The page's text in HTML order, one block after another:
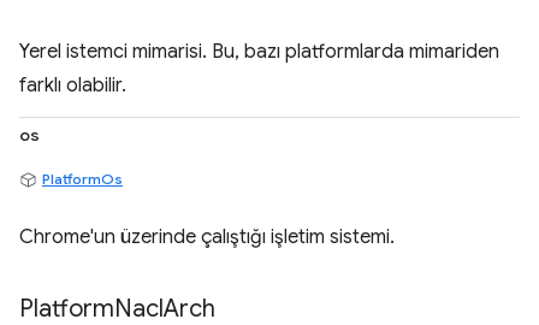
Yerel istemci mimarisi. Bu, bazı platformlarda mimariden
farklı olabilir.
os
PlatformOs
Chrome'un üzerinde çalıştığı işletim sistemi.
PlatformNaclArch